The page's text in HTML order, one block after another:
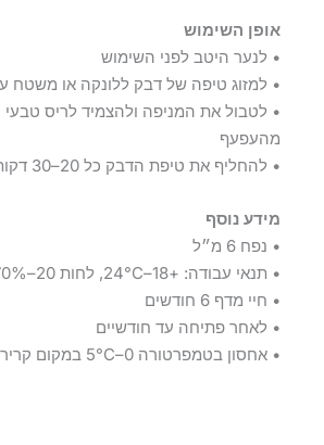
אופן השימוש
• לנער היטב לפני השימוש
• למזוג טיפה של דבק ללונקה או משטח
• לטבול את המניפה ולהצמיד לריס טבעי
מהעפעף
• להחליף את טיפת הדבק כל 20–30 דקות
מידע נוסף
• נפח 6 מ״ל
• תנאי עבודה: +18–24°C, לחות 20–70%
• חיי מדף 6 חודשים
• לאחר פתיחה עד חודשיים
• אחסון בטמפרטורה 0–5°C במקום קריר וחשוך